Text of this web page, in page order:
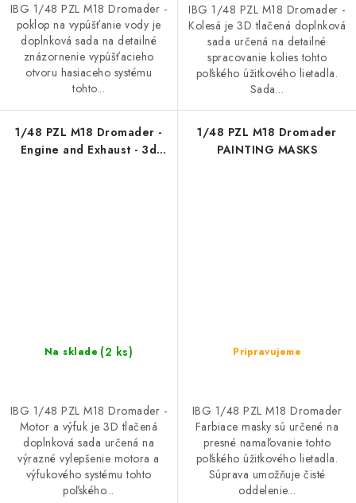
IBG 1/48 PZL M18 Dromader -
poklop na vypúšťanie vody je
doplnková sada na detailné
znázornenie vypúšťacieho
otvoru hasiaceho systému
tohto...
IBG 1/48 PZL M18 Dromader -
Kolesá je 3D tlačená doplnková
sada určená na detailné
spracovanie kolies tohto
poľského úžitkového lietadla.
Sada...
1/48 PZL M18 Dromader -
Engine and Exhaust - 3d
Na sklade (2 ks)
IBG 1/48 PZL M18 Dromader -
Motor a výfuk je 3D tlačená
doplnková sada určená na
výrazné vylepšenie motora a
výfukového systému tohto
poľského...
1/48 PZL M18 Dromader
PAINTING MASKS
Pripravujeme
IBG 1/48 PZL M18 Dromader
Farbiace masky sú určené na
presné namaľovanie tohto
poľského úžitkového lietadla.
Súprava umožňuje čisté
oddelenie...